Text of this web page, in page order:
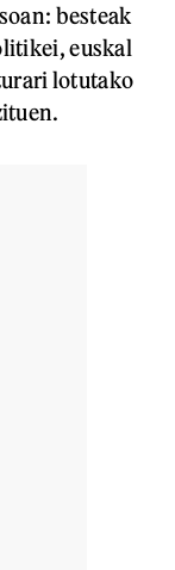
besteak
euskal
lotutako